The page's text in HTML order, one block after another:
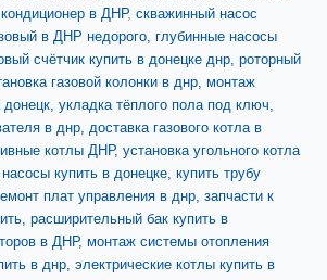
в ДНР, скважинный насос
в ДНР недорого, глубинные насосы
счётчик купить в донецке днр, роторный
газовой колонки в днр, монтаж
донецк, укладка тёплого пола под ключ,
в днр, доставка газового котла в
котлы ДНР, установка угольного котла
купить в донецке, купить трубу
плат управления в днр, запчасти к
расширительный бак купить в
в ДНР, монтаж системы отопления
в днр, электрические котлы купить в